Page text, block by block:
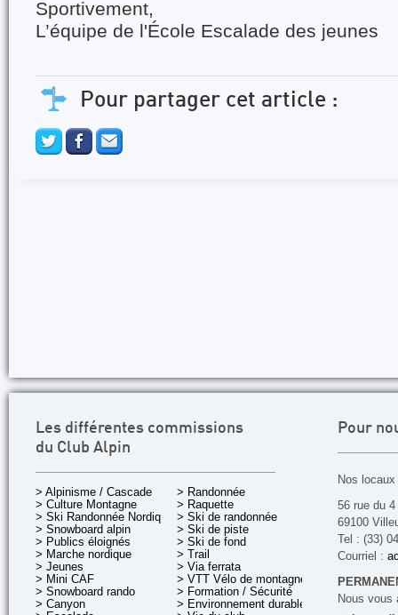
Sportivement,
L’équipe de l'École Escalade des jeunes
Pour partager cet article :
Les différentes commissions
du Club Alpin
> Alpinisme / Cascade
> Culture Montagne
> Ski Randonnée Nordique
> Snowboard alpin
> Publics éloignés
> Marche nordique
> Jeunes
> Mini CAF
> Snowboard rando
> Canyon
> Randonnée
> Raquette
> Ski de randonnée
> Ski de piste
> Ski de fond
> Trail
> Via ferrata
> VTT Vélo de montagne
> Formation / Sécurité
> Environnement durable
Pour
Nos
56 rue du
69100
Tel : (33)
Courriel :
Nous vous